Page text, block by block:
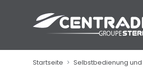
Startseite Selbstbedienung